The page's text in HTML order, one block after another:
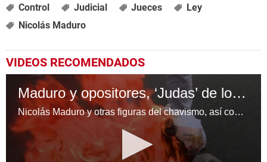
Control Judicial Jueces
Ley
Nicolás Maduro
VIDEOS RECOMENDADOS
Maduro y opositores, ‘Judas’ de los venezolanos
Nicolás Maduro y otras figuras del chavismo, así como de dirigentes opositores y líderes extranjeros, ardieron el fin de semana en la “Quema de Judas”